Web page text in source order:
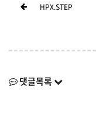
HPX.STEP
댓글목록